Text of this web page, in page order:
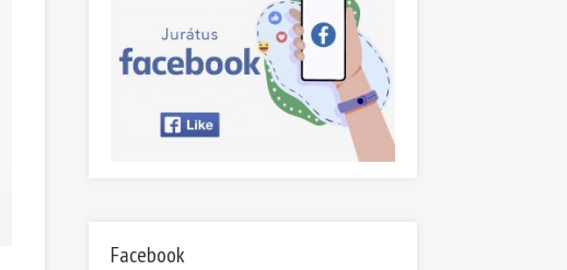
Facebook